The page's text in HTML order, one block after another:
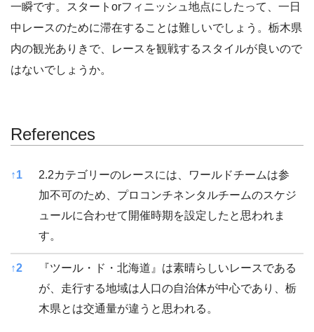
一瞬です。スタートorフィニッシュ地点にしたって、一日
中レースのために滞在することは難しいでしょう。栃木県
内の観光ありきで、レースを観戦するスタイルが良いので
はないでしょうか。
References
↑1
2.2カテゴリーのレースには、ワールドチームは参
加不可のため、プロコンチネンタルチームのスケジ
ュールに合わせて開催時期を設定したと思われま
す。
↑2
『ツール・ド・北海道』は素晴らしいレースである
が、走行する地域は人口の自治体が中心であり、栃
木県とは交通量が違うと思われる。